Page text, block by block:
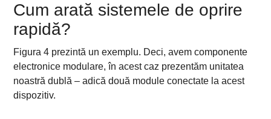
Cum arată sistemele de oprire
rapidă?
Figura 4 prezintă un exemplu. Deci, avem componente
electronice modulare, în acest caz prezentăm unitatea
noastră dublă – adică două module conectate la acest
dispozitiv.